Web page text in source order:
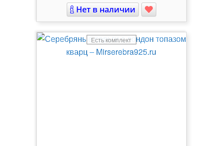
Нет в наличии
Есть комплект